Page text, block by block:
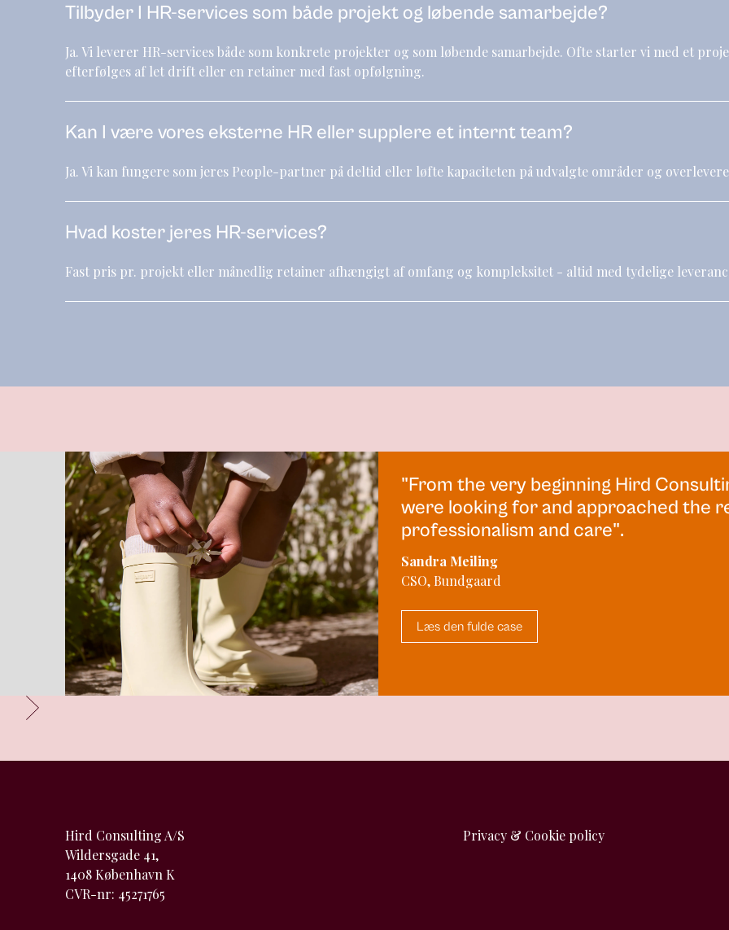
Tilbyder I HR-services som både projekt og løbende samarbejde?
Ja. Vi leverer HR-services både som konkrete projekter og som løbende samarbejde. Ofte starter vi med et
efterfølges af let drift eller en retainer med fast opfølgning.
Kan I være vores eksterne HR eller supplere et internt team?
Ja. Vi kan fungere som jeres People-partner på deltid eller løfte kapaciteten på udvalgte områder og
Hvad koster jeres HR-services?
Fast pris pr. projekt eller månedlig retainer afhængigt af omfang og kompleksitet - altid med tydelige
"From the very beginning Hird
were looking for and approached the
professionalism and care".
Sandra Meiling
CSO, Bundgaard
Læs den fulde case
Hird Consulting A/S
Wildersgade 41,
1408 København K
CVR-nr: 45271765
Privacy & Cookie policy